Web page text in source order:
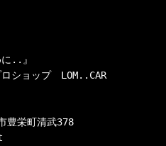
に..』
ショップ　LOM..CAR
豊栄町清武378